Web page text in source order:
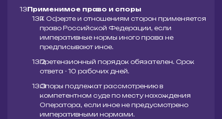
Применимое право и споры
К Оферте и отношениям сторон применяется
право Российской Федерации, если
императивные нормы иного права не
предписывают иное.
Претензионный порядок обязателен. Срок
ответа - 10 рабочих дней.
Споры подлежат рассмотрению в
компетентном суде по месту нахождения
Оператора, если иное не предусмотрено
императивными нормами.